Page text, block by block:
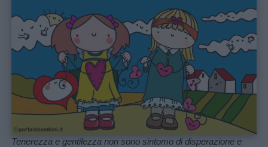
Tenerezza e gentilezza non sono sintomo di disperazione e